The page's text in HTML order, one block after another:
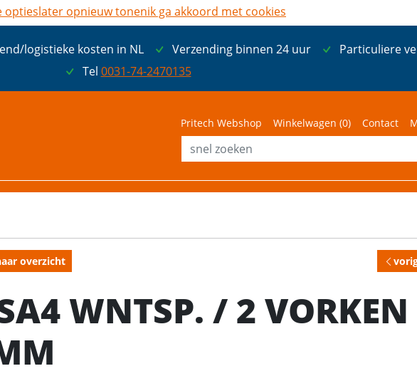
logistieke kosten in NL Verzending binnen 24 uur
Particuliere
Tel 0031-74-2470135
Pritech Webshop Winkelwagen (0) Contact
overzicht
WNTSP. / 2 VORKEN
optieslater opnieuw tonenik ga akkoord met cookies